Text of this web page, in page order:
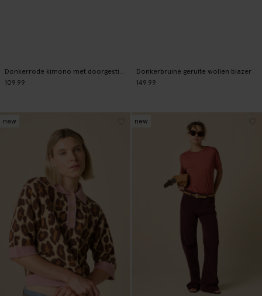
Donkerrode kimono met doorgestikt patroon
109.99
Donkerbruine geruite wollen blazer
149.99
new new